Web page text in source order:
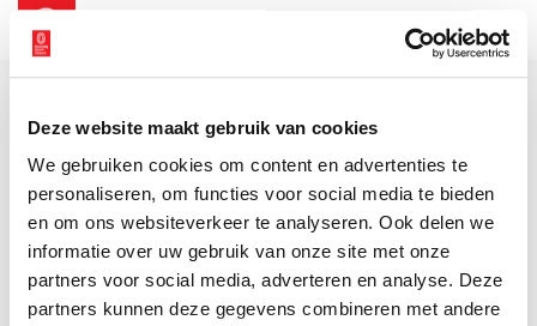
Deze website maakt gebruik van cookies
We gebruiken cookies om content en advertenties te
personaliseren, om functies voor social media te bieden
en om ons websiteverkeer te analyseren. Ook delen we
informatie over uw gebruik van onze site met onze
partners voor social media, adverteren en analyse. Deze
partners kunnen deze gegevens combineren met andere